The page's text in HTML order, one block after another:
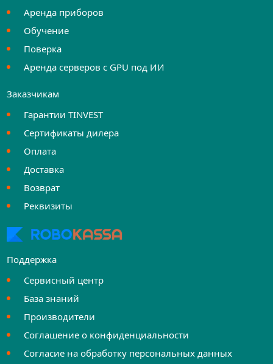
Аренда приборов
Обучение
Поверка
Аренда серверов с GPU под ИИ
Заказчикам
Гарантии TINVEST
Сертификаты дилера
Оплата
Доставка
Возврат
Реквизиты
Поддержка
Сервисный центр
База знаний
Производители
Соглашение о конфиденциальности
Согласие на обработку персональных данных